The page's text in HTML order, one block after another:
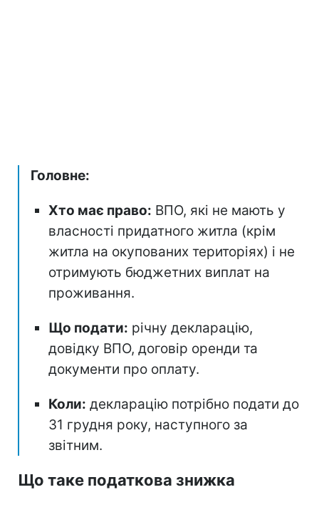
Головне:
Хто має право: ВПО, які не мають у
власності придатного житла (крім
житла на окупованих територіях) і не
отримують бюджетних виплат на
проживання.
Що подати: річну декларацію,
довідку ВПО, договір оренди та
документи про оплату.
Коли: декларацію потрібно подати до
31 грудня року, наступного за
звітним.
Що таке податкова знижка